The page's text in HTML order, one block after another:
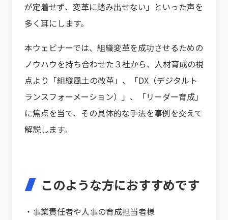
が定着せず、変革に踏み出せない」といった声を
多く耳にします。
本ウェビナーでは、組織変革を成功させるための
ノウハウを持ち合わせた３社から、人材育成の視
点より「組織風土の改革」、「DX（デジタルト
ランスフォーメーション）」、「リーダー育成」
に焦点を当て、その具体的な手法を事例を交えて
解説します。
このような方におすすめです
・事業責任者や人事の育成担当者様